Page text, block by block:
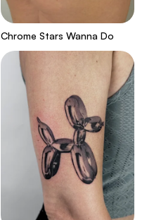
Chrome Stars Wanna Do